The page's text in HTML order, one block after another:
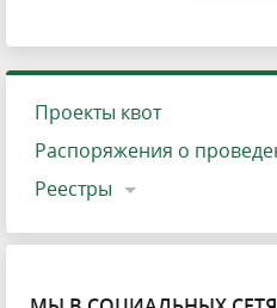
Проекты квот
Распоряжения о
Реестры